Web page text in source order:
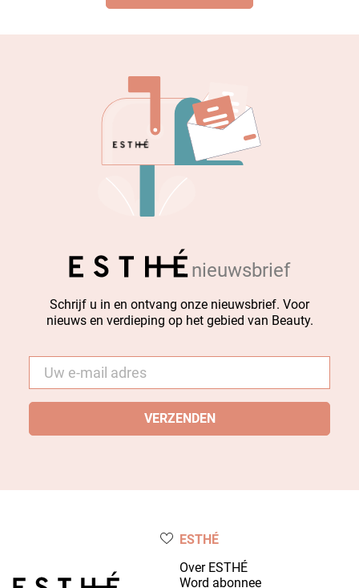
nieuwsbrief
Schrijf u in en ontvang onze nieuwsbrief. Voor
nieuws en verdieping op het gebied van Beauty.
mail *
ESTHÉ
Over ESTHÉ
Word abonnee